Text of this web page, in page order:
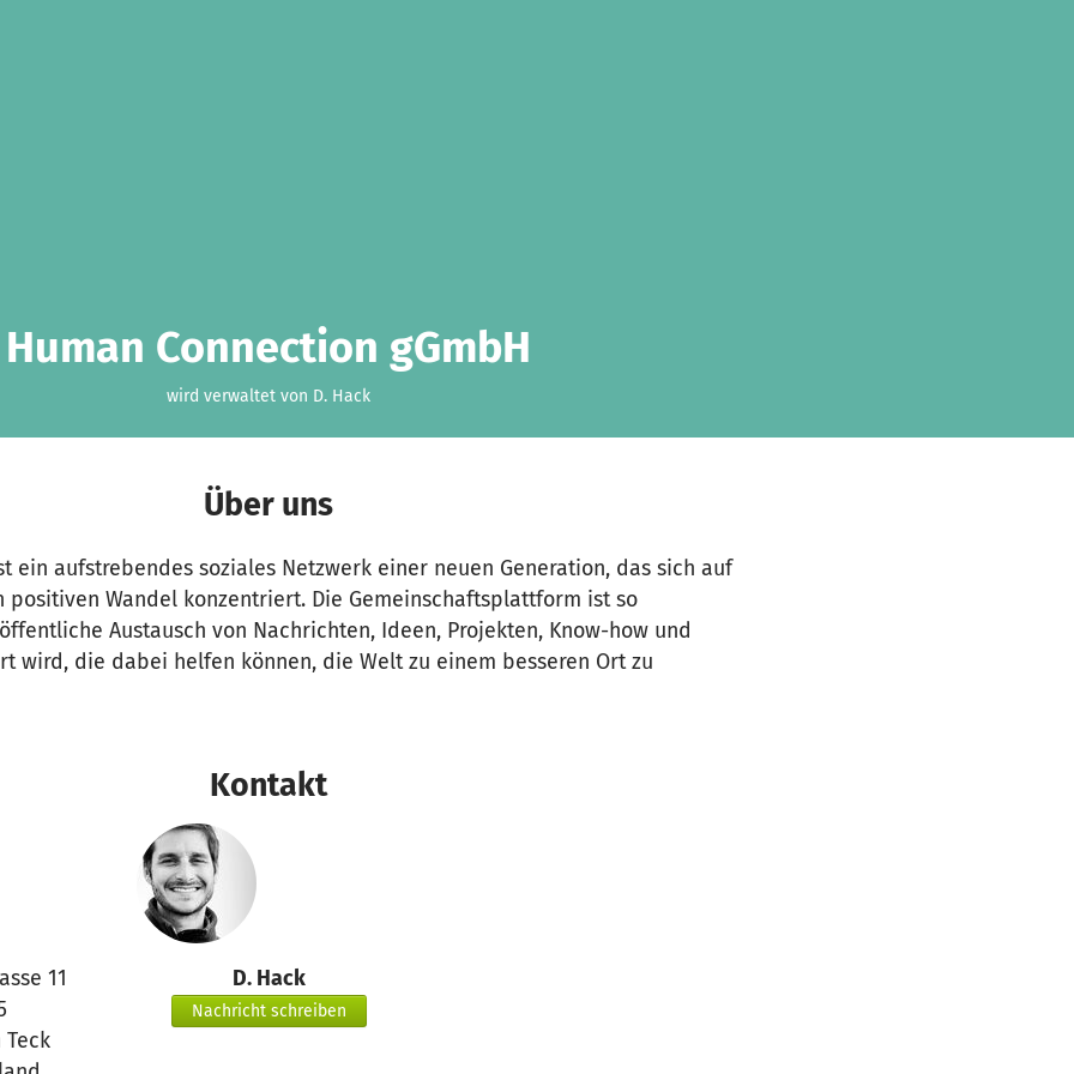
Human Connection gGmbH
wird verwaltet von D. Hack
Über uns
ein aufstrebendes soziales Netzwerk einer neuen Generation, das sich auf
positiven Wandel konzentriert. Die Gemeinschaftsplattform ist so
Austausch von Nachrichten, Ideen, Projekten, Know-how und
wird, die dabei helfen können, die Welt zu einem besseren Ort zu
Kontakt
11
D. Hack
Nachricht schreiben